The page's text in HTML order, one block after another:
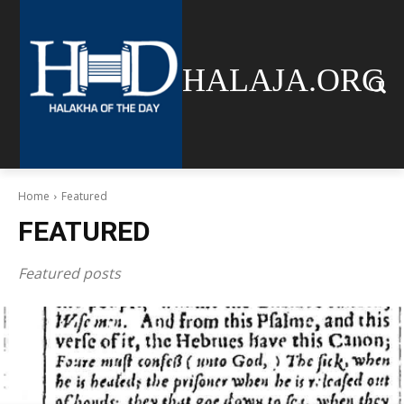
HALAJA.ORG
Home Featured
FEATURED
Featured posts